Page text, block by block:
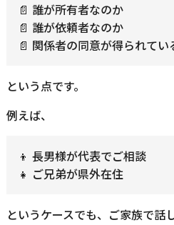
📄 誰が所有者なのか
📄 誰が依頼者なのか
📄 関係者の同意が得られてい
という点です。
例えば、
👦 長男様が代表でご相談
👧 ご兄弟が県外在住
というケースでも、ご家族で話